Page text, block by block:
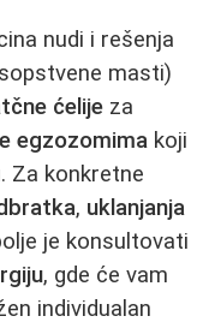
nudi i rešenja
masti)
ćelije za
egzozomima koji
Za konkretne
, uklanjanja
je konsultovati
, gde će vam
individualan